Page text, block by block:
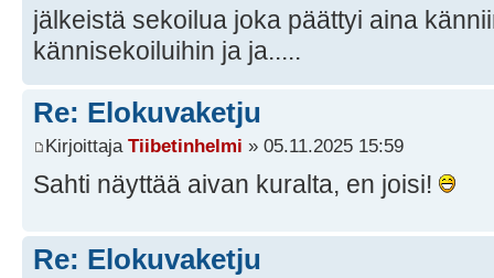
jälkeistä sekoilua joka päättyi aina
kännisekoiluihin ja ja.....
Re: Elokuvaketju
Kirjoittaja Tiibetinhelmi » 05.11.2025 15:59
Sahti näyttää aivan kuralta, en joisi!
Re: Elokuvaketju